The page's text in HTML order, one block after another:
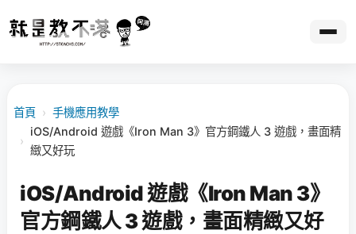
首頁 › 手機應用教學
›
iOS/Android 遊戲《Iron Man 3》官方鋼鐵人 3 遊戲，畫面精
緻又好玩
iOS/Android 遊戲《Iron Man 3》
官方鋼鐵人 3 遊戲，畫面精緻又好